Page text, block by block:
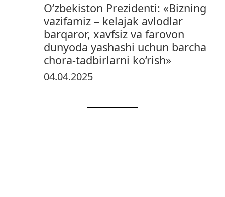
sertifikatlashtirish markazi
O‘zbekiston Prezidenti: «Bizning
vazifamiz – kelajak avlodlar
barqaror, xavfsiz va farovon
dunyoda yashashi uchun barcha
chora-tadbirlarni ko‘rish»
04.04.2025